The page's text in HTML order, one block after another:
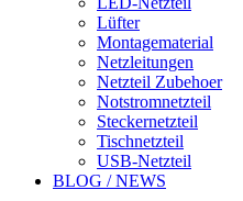
Lüfter
Montagematerial
Netzleitungen
Netzteil Zubehoer
Notstromnetzteil
Steckernetzteil
Tischnetzteil
USB-Netzteil
BLOG / NEWS